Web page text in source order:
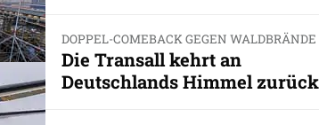
DOPPEL-COMEBACK GEGEN WALDBRÄNDE
Die Transall kehrt an
Deutschlands Himmel